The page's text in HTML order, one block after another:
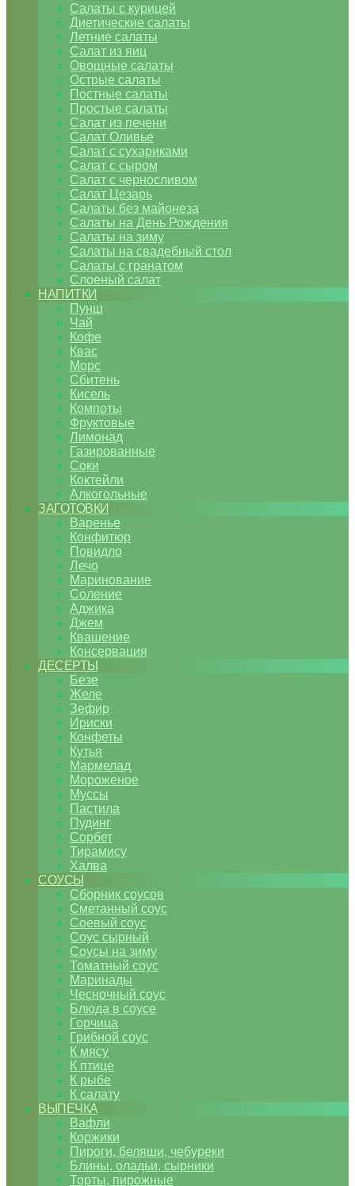
Салаты с курицей
Диетические салаты
Летние салаты
Салат из яиц
Овощные салаты
Острые салаты
Постные салаты
Простые салаты
Салат из печени
Салат Оливье
Салат с сухариками
Салат с сыром
Салат с черносливом
Салат Цезарь
Салаты без майонеза
Салаты на День Рождения
Салаты на зиму
Салаты на свадебный стол
Салаты с гранатом
Слоеный салат
НАПИТКИ
Пунш
Чай
Кофе
Квас
Морс
Сбитень
Кисель
Компоты
Фруктовые
Лимонад
Газированные
Соки
Коктейли
Алкогольные
ЗАГОТОВКИ
Варенье
Конфитюр
Повидло
Лечо
Маринование
Соление
Аджика
Джем
Квашение
Консервация
ДЕСЕРТЫ
Безе
Желе
Зефир
Ириски
Конфеты
Кутья
Мармелад
Мороженое
Муссы
Пастила
Пудинг
Сорбет
Тирамису
Халва
СОУСЫ
Сборник соусов
Сметанный соус
Соевый соус
Соус сырный
Соусы на зиму
Томатный соус
Маринады
Чесночный соус
Блюда в соусе
Горчица
Грибной соус
К мясу
К птице
К рыбе
К салату
ВЫПЕЧКА
Вафли
Коржики
Пироги, беляши, чебуреки
Блины, оладьи, сырники
Торты, пирожные